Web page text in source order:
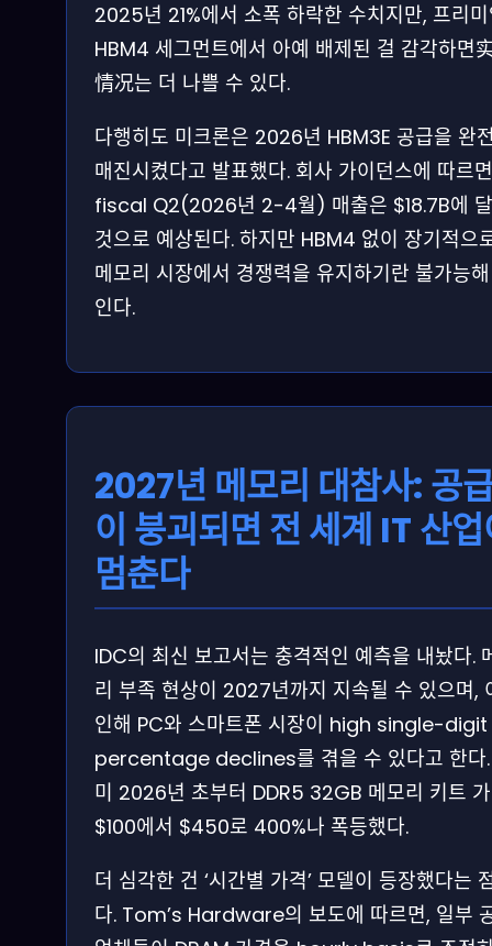
2025년 21%에서 소폭 하락한 수치지만, 프리
HBM4 세그먼트에서 아예 배제된 걸 감각하면
情况는 더 나쁠 수 있다.
다행히도 미크론은 2026년 HBM3E 공급을 완
매진시켰다고 발표했다. 회사 가이던스에 따르
fiscal Q2(2026년 2-4월) 매출은 $18.7B에
것으로 예상된다. 하지만 HBM4 없이 장기적으
메모리 시장에서 경쟁력을 유지하기란 불가능
인다.
2027년 메모리 대참사: 공
이 붕괴되면 전 세계 IT 산
멈춘다
IDC의 최신 보고서는 충격적인 예측을 내놨다.
리 부족 현상이 2027년까지 지속될 수 있으며,
인해 PC와 스마트폰 시장이 high single-digit
percentage declines를 겪을 수 있다고 한다
미 2026년 초부터 DDR5 32GB 메모리 키트
$100에서 $450로 400%나 폭등했다.
더 심각한 건 ‘시간별 가격’ 모델이 등장했다는
다. Tom’s Hardware의 보도에 따르면, 일부